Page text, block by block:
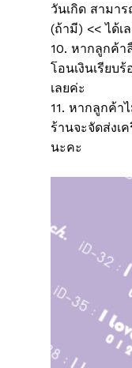
วันเกิด สามา
(ถ้ามี) << ได้เ
10. หากลูกค้
โอนเงินเรียบ
เลยค่ะ
11. หากลูกค้า
ร้านจะจัดส่งเ
นะคะ